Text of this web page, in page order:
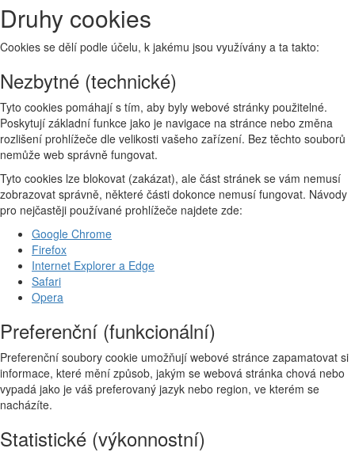
Druhy cookies
Cookies se dělí podle účelu, k jakému jsou využívány a ta takto:
Nezbytné (technické)
Tyto cookies pomáhají s tím, aby byly webové stránky použitelné.
Poskytují základní funkce jako je navigace na stránce nebo změna
rozlišení prohlížeče dle velikosti vašeho zařízení. Bez těchto souborů
nemůže web správně fungovat.
Tyto cookies lze blokovat (zakázat), ale část stránek se vám nemusí
zobrazovat správně, některé části dokonce nemusí fungovat. Návody
pro nejčastěji používané prohlížeče najdete zde:
Google Chrome
Firefox
Internet Explorer a Edge
Safari
Opera
Preferenční (funkcionální)
Preferenční soubory cookie umožňují webové stránce zapamatovat si
informace, které mění způsob, jakým se webová stránka chová nebo
vypadá jako je váš preferovaný jazyk nebo region, ve kterém se
nacházíte.
Statistické (výkonnostní)